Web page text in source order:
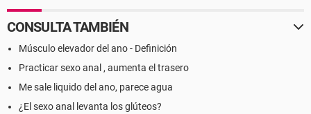
CONSULTA TAMBIÉN
Músculo elevador del ano - Definición
Practicar sexo anal , aumenta el trasero
Me sale liquido del ano, parece agua
¿El sexo anal levanta los glúteos?